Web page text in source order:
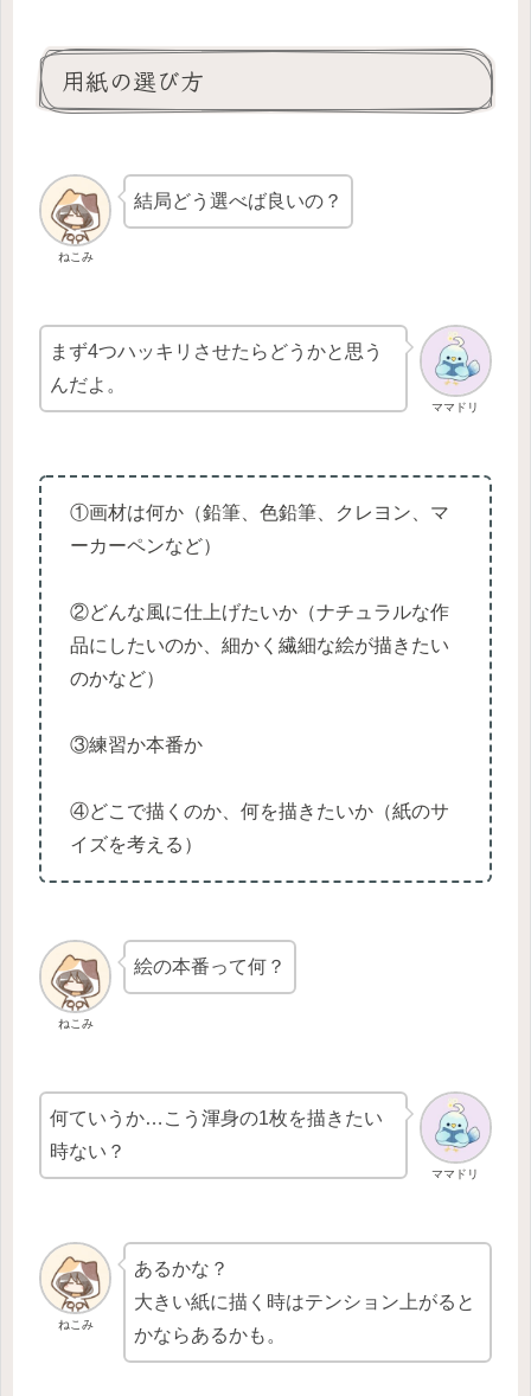
用紙の選び方
ねこみ
結局どう選べば良いの？
ママドリ
まず4つハッキリさせたらどうかと思う
んだよ。
①画材は何か（鉛筆、色鉛筆、クレヨン、マ
ーカーペンなど）
②どんな風に仕上げたいか（ナチュラルな作
品にしたいのか、細かく繊細な絵が描きたい
のかなど）
③練習か本番か
④どこで描くのか、何を描きたいか（紙のサ
イズを考える）
ねこみ
絵の本番って何？
ママドリ
何ていうか…こう渾身の1枚を描きたい
時ない？
ねこみ
あるかな？
大きい紙に描く時はテンション上がると
かならあるかも。